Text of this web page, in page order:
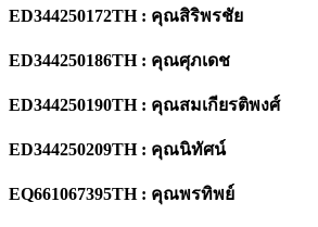
ED344250172TH : คุณสิริพรชัย
ED344250186TH : คุณศุภเดช
ED344250190TH : คุณสมเกียรติพงศ์
ED344250209TH : คุณนิทัศน์
EQ661067395TH : คุณพรทิพย์